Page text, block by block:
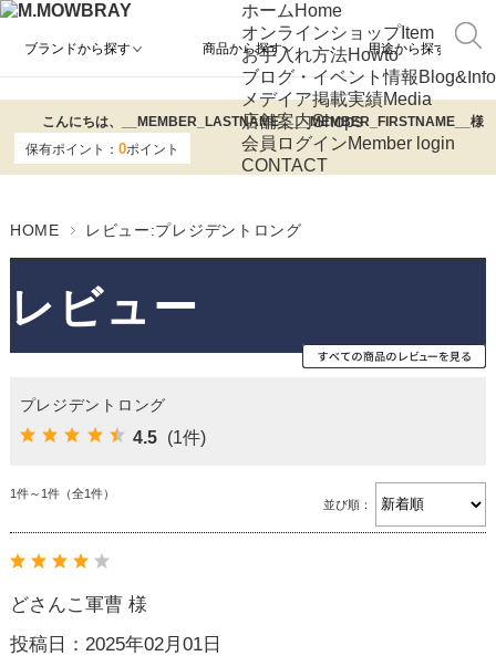
ホーム Home
オンラインショップItem
お手入れ方法Howto
ブログ・イベント情報Blog&Info
メデイア掲載実績Media
店舗案内Shops
会員ログインMember login
CONTACT
ブランドから探す 商品から探す 用途から探す
こんにちは、 __MEMBER_LASTNAME__ __MEMBER_FIRSTNAME__ 様
保有ポイント：0ポイント
HOME レビュー:プレジデントロング
レビュー
プレジデントロング
4.5 (1件)
1件～1件（全1件）
並び順：
どさんこ軍曹 様
投稿日：2025年02月01日